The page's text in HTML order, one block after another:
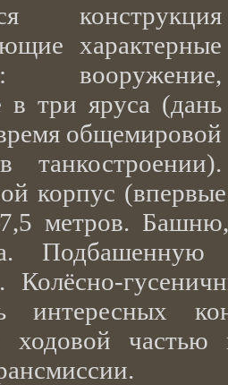
конструкция
характерные
вооружение,
в три яруса (дань
общемировой
танкостроении).
корпус
метров.
Подбашенную
Колёсно-
интересных
ходовой частью